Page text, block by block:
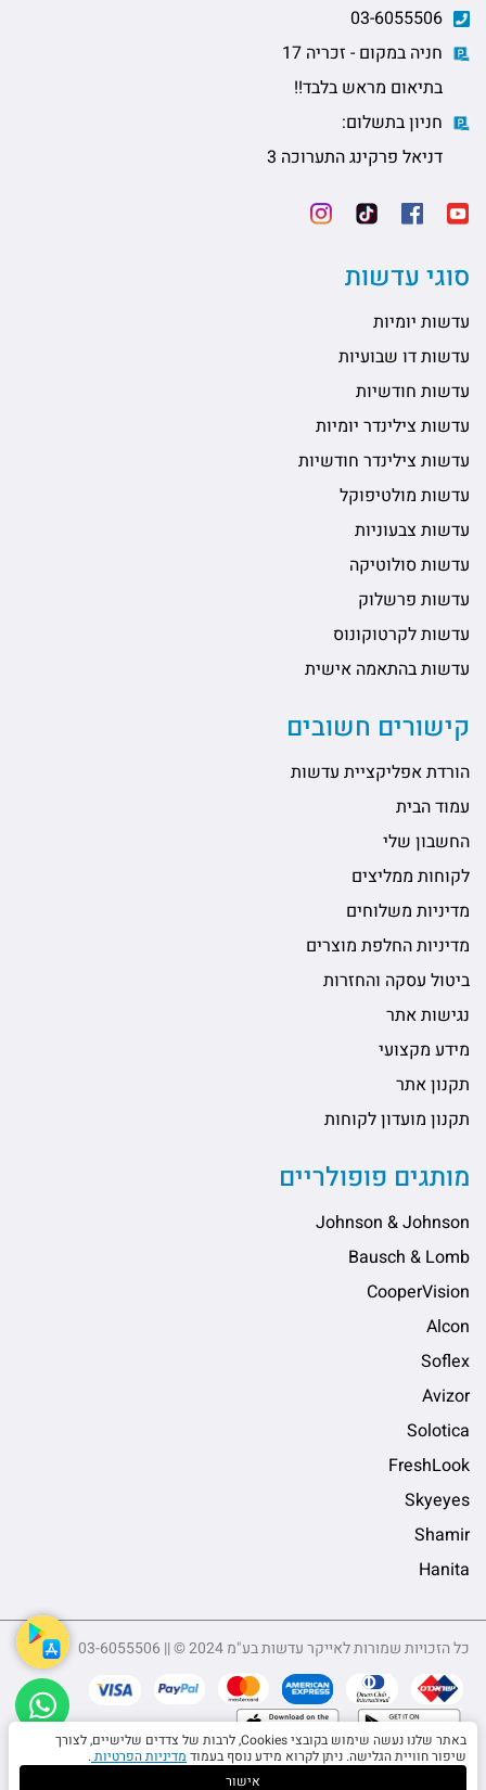
חניה במקום - זכריה 17
בתיאום מראש בלבד!!
חניון בתשלום:
דניאל פרקינג התערוכה 3
סוגי עדשות
עדשות יומיות
עדשות דו שבועיות
עדשות חודשיות
עדשות צילינדר יומיות
עדשות צילינדר חודשיות
עדשות מולטיפוקל
עדשות צבעוניות
עדשות סולוטיקה
עדשות פרשלוק
עדשות לקרטוקונוס
עדשות בהתאמה אישית
קישורים חשובים
הורדת אפליקציית עדשות
עמוד הבית
החשבון שלי
לקוחות ממליצים
מדיניות משלוחים
מדיניות החלפת מוצרים
ביטול עסקה והחזרות
נגישות אתר
מידע מקצועי
תקנון אתר
תקנון מועדון לקוחות
מותגים פופולריים
Johnson & Johnson
Bausch & Lomb
CooperVision
Alcon
Soflex
Avizor
Solotica
FreshLook
Skyeyes
Shamir
Hanita
כל הזכויות שמורות לאייקר עדשות בע"מ 2024 © || 03-6055506
באתר שלנו נעשה שימוש בקובצי Cookies, לרבות של צדדים שלישיים, לצורך
שיפור חוויית הגלישה. ניתן לקרוא מידע נוסף בעמוד מדיניות הפרטיות .
אישור